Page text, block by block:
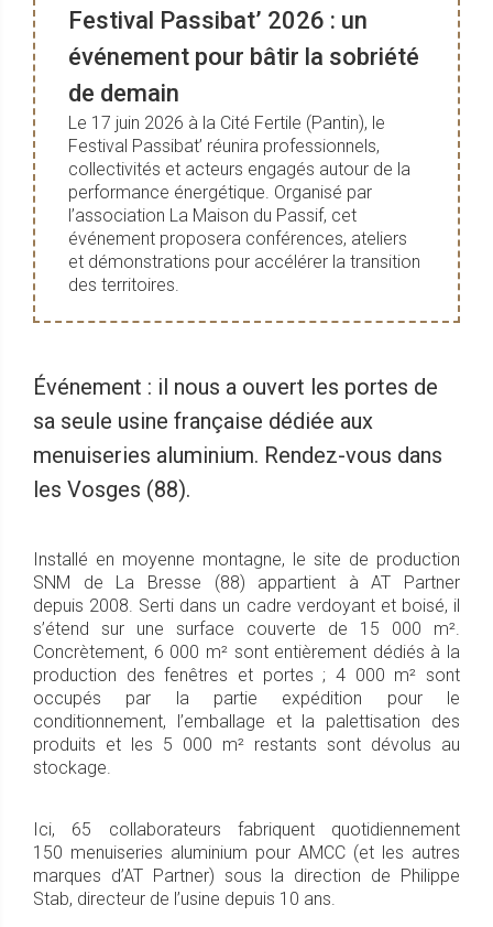
Festival Passibat’ 2026 : un
événement pour bâtir la sobriété
de demain
Le 17 juin 2026 à la Cité Fertile (Pantin), le
Festival Passibat’ réunira professionnels,
collectivités et acteurs engagés autour de la
performance énergétique. Organisé par
l’association La Maison du Passif, cet
événement proposera conférences, ateliers
et démonstrations pour accélérer la transition
des territoires.
Événement : il nous a ouvert les portes de
sa seule usine française dédiée aux
menuiseries aluminium. Rendez-vous dans
les Vosges (88).
Installé en moyenne montagne, le site de production
SNM de La Bresse (88) appartient à AT Partner
depuis 2008. Serti dans un cadre verdoyant et boisé, il
s’étend sur une surface couverte de 15 000 m².
Concrètement, 6 000 m² sont entièrement dédiés à la
production des fenêtres et portes ; 4 000 m² sont
occupés par la partie expédition pour le
conditionnement, l’emballage et la palettisation des
produits et les 5 000 m² restants sont dévolus au
stockage.
Ici, 65 collaborateurs fabriquent quotidiennement
150 menuiseries aluminium pour AMCC (et les autres
marques d’AT Partner) sous la direction de Philippe
Stab, directeur de l’usine depuis 10 ans.